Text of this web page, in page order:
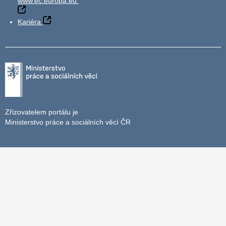
Kariéra
Zřizovatelem portálu je
Ministerstvo práce a sociálních věcí ČR